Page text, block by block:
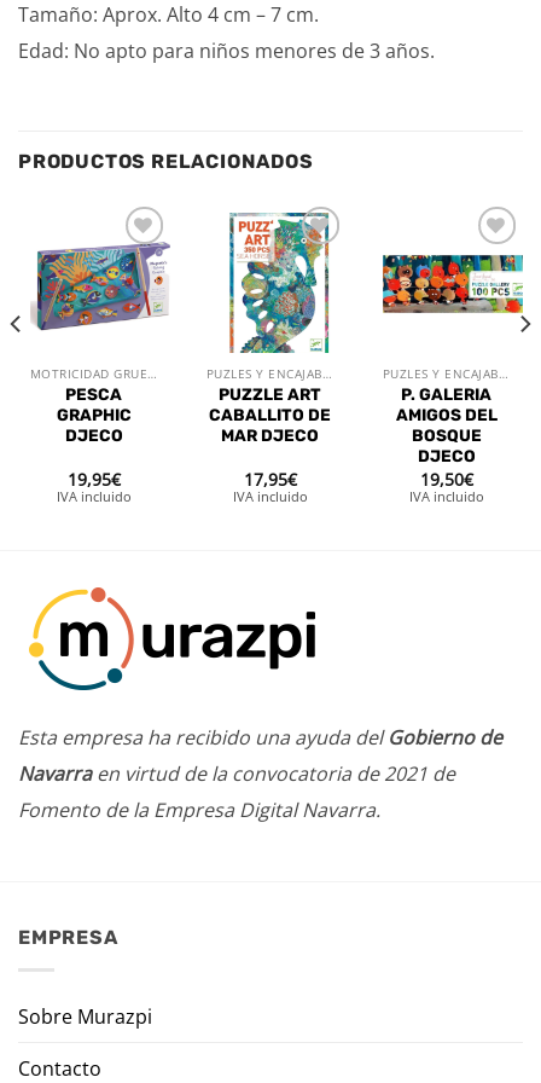
Tamaño: Aprox. Alto 4 cm – 7 cm.
Edad: No apto para niños menores de 3 años.
PRODUCTOS RELACIONADOS
Añadir
a la
lista de
deseos
MOTRICIDAD GRUESA
PESCA
GRAPHIC
DJECO
19,95€
IVA incluido
Añadir
a la
lista de
deseos
PUZLES Y ENCAJABLES
PUZZLE ART
CABALLITO DE
MAR DJECO
17,95€
IVA incluido
Añadir
a la
lista de
deseos
PUZLES Y ENCAJABLES
P. GALERIA
AMIGOS DEL
BOSQUE
DJECO
19,50€
IVA incluido
Esta empresa ha recibido una ayuda delGobierno de
Navarraen virtud de la convocatoria de 2021 de
Fomento de la Empresa Digital Navarra.
EMPRESA
Sobre Murazpi
Contacto